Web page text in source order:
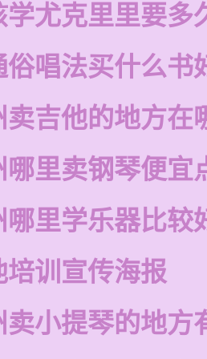
学尤克里里要多
俗唱法买什么书
卖吉他的地方在
哪里卖钢琴便宜
哪里学乐器比较
培训宣传海报
卖小提琴的地方